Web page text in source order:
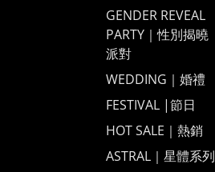
GENDER REVEAL
PARTY｜性別揭曉
派對
WEDDING｜婚禮
FESTIVAL |節日
HOT SALE｜熱銷
ASTRAL｜星體系列